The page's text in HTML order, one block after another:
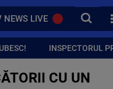
NEWS LIVE CAUTA
INSPECTORUL
CU UN